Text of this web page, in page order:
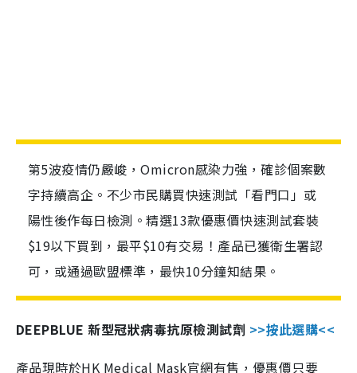
第5波疫情仍嚴峻，Omicron感染力強，確診個案數
字持續高企。不少市民購買快速測試「看門口」或
陽性後作每日檢測。精選13款優惠價快速測試套裝
$19以下買到，最平$10有交易！產品已獲衛生署認
可，或通過歐盟標準，最快10分鐘知結果。
DEEPBLUE 新型冠狀病毒抗原檢測試劑 >>按此選購<<
產品現時於HK Medical Mask官網有售，優惠價只要